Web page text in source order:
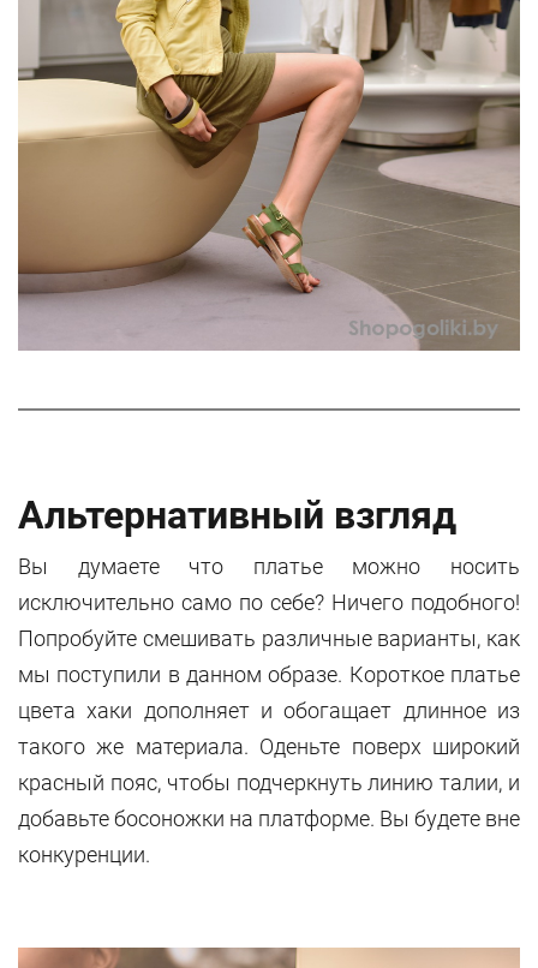
Альтернативный взгляд
Вы думаете что платье можно носить
исключительно само по себе? Ничего подобного!
Попробуйте смешивать различные варианты, как
мы поступили в данном образе. Короткое платье
цвета хаки дополняет и обогащает длинное из
такого же материала. Оденьте поверх широкий
красный пояс, чтобы подчеркнуть линию талии, и
добавьте босоножки на платформе. Вы будете вне
конкуренции.